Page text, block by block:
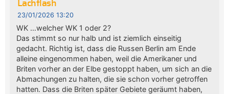
Lachflash
23/01/2026 13:20
WK …welcher WK 1 oder 2?
Das stimmt so nur halb und ist ziemlich einseitig
gedacht. Richtig ist, dass die Russen Berlin am Ende
alleine eingenommen haben, weil die Amerikaner und
Briten vorher an der Elbe gestoppt haben, um sich an die
Abmachungen zu halten, die sie schon vorher getroffen
hatten. Dass die Briten später Gebiete geräumt haben,